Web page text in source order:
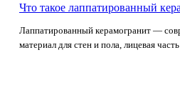
Что такое лаппатированный
Лаппатированный керамогранит —
материал для стен и пола, лицевая часть